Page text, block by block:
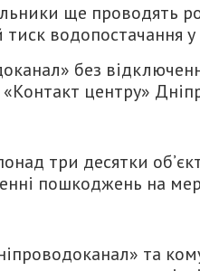
ще проводять
водопостачання у
без
центру»
три десятки
пошкоджень на
та